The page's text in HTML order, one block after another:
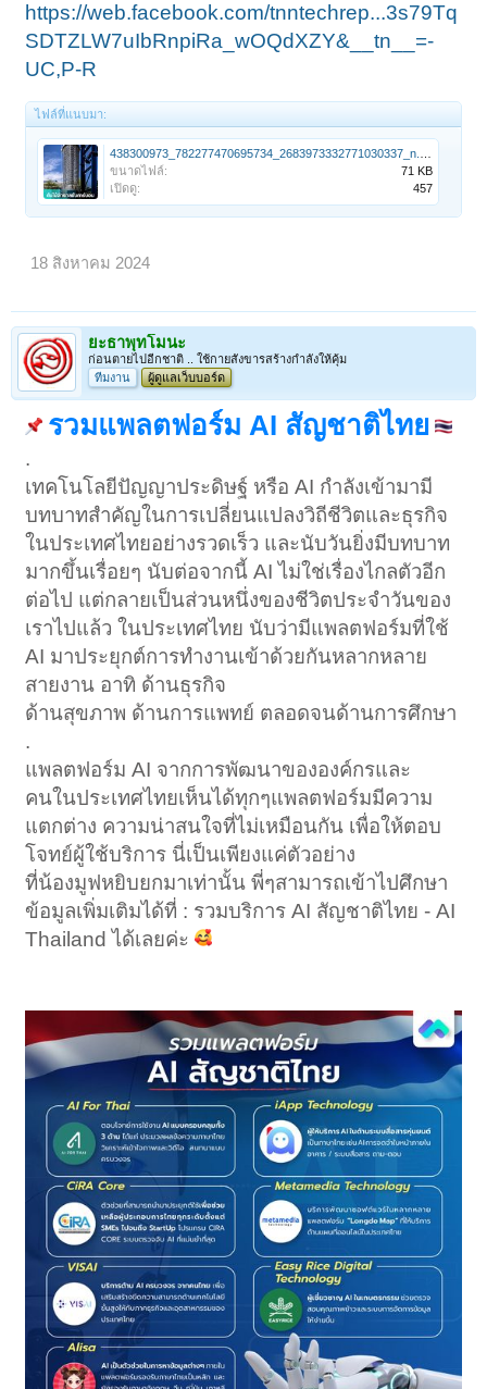
https://web.facebook.com/tnntechrep...3s79Tq
SDTZLW7uIbRnpiRa_wOQdXZY&__tn__=-
UC,P-R
ไฟล์ที่แนบมา:
ขนาดไฟล์:
71 KB
เปิดดู:
457
18 สิงหาคม 2024
ยะธาพุทโมนะ
ก่อนตายไปอีกชาติ .. ใช้กายสังขารสร้างกำลังให้คุ้ม
ทีมงาน
ผู้ดูแลเว็บบอร์ด
รวมแพลตฟอร์ม AI สัญชาติไทย
.
เทคโนโลยีปัญญาประดิษฐ์ หรือ AI กำลังเข้ามามี
บทบาทสำคัญในการเปลี่ยนแปลงวิถีชีวิตและธุรกิจ
ในประเทศไทยอย่างรวดเร็ว และนับวันยิ่งมีบทบาท
มากขึ้นเรื่อยๆ นับต่อจากนี้ AI ไม่ใช่เรื่องไกลตัวอีก
ต่อไป แต่กลายเป็นส่วนหนึ่งของชีวิตประจำวันของ
เราไปแล้ว ในประเทศไทย นับว่ามีแพลตฟอร์มที่ใช้
AI มาประยุกต์การทำงานเข้าด้วยกันหลากหลาย
สายงาน อาทิ ด้านธุรกิจ
ด้านสุขภาพ ด้านการแพทย์ ตลอดจนด้านการศึกษา
.
แพลตฟอร์ม AI จากการพัฒนาขององค์กรและ
คนในประเทศไทยเห็นได้ทุกๆแพลตฟอร์มมีความ
แตกต่าง ความน่าสนใจที่ไม่เหมือนกัน เพื่อให้ตอบ
โจทย์ผู้ใช้บริการ นี่เป็นเพียงแค่ตัวอย่าง
ที่น้องมูฟหยิบยกมาเท่านั้น พี่ๆสามารถเข้าไปศึกษา
ข้อมูลเพิ่มเติมได้ที่ : รวมบริการ AI สัญชาติไทย - AI
Thailand ได้เลยค่ะ